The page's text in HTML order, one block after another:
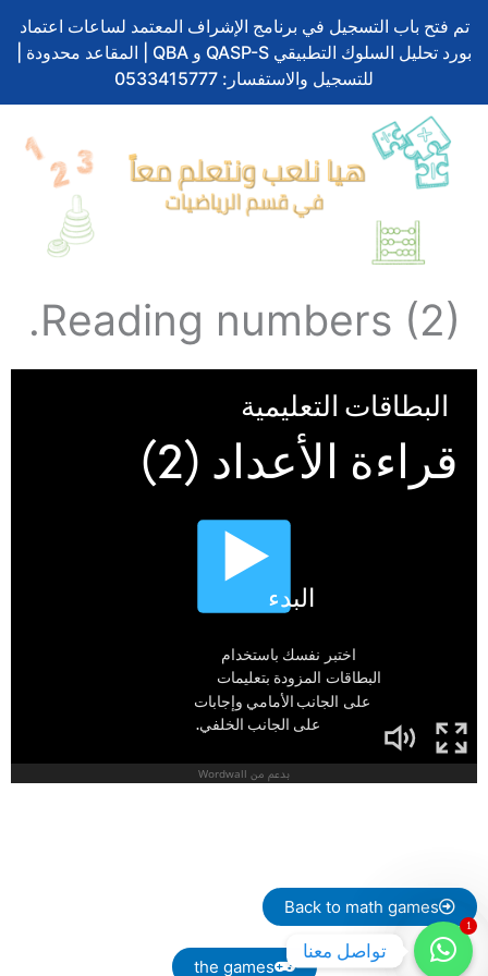
تم فتح باب التسجيل في برنامج الإشراف المعتمد لساعات اعتماد
بورد تحليل السلوك التطبيقي QASP-S و QBA | المقاعد محدودة |
للتسجيل والاستفسار: 0533415777
Reading numbers (2).
Back to math games
the games
1
تواصل معنا